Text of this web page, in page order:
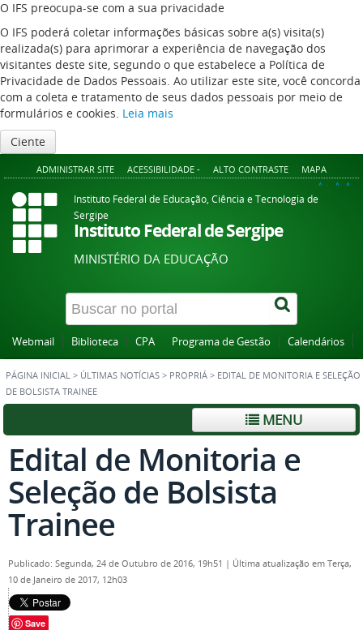
O IFS preocupa-se com a sua privacidade
O IFS poderá coletar informações básicas sobre a(s) visita(s)
realizada(s) para aprimorar a experiência de navegação dos
visitantes deste site, segundo o que estabelece a Política de
Privacidade de Dados Pessoais. Ao utilizar este site, você concorda
com a coleta e tratamento de seus dados pessoais por meio de
formulários e cookies. Leia mais
Ciente
ADMINISTRAR SITE ACESSIBILIDADE - ALTO CONTRASTE MAPA
A+ A A-
Instituto Federal de Educação, Ciência e Tecnologia de
Sergipe
Instituto Federal de Sergipe
MINISTÉRIO DA EDUCAÇÃO
Webmail Biblioteca CPA Programa de Gestão Calendários
PÁGINA INICIAL > ÚLTIMAS NOTÍCIAS > PROPRIÁ > EDITAL DE MONITORIA E SELEÇÃO
DE BOLSISTA TRAINEE
MENU
Edital de Monitoria e
Seleção de Bolsista
Trainee
Publicado: Segunda, 24 de Outubro de 2016, 19h51 | Última atualização em Terça,
10 de Janeiro de 2017, 12h03
Save